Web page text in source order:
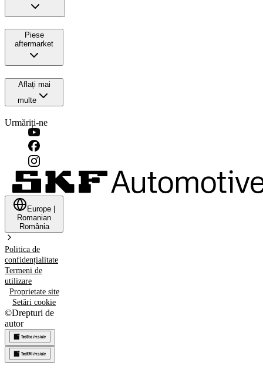
Piese
aftermarket
Aflați mai
multe
Urmăriți-ne
Europe
Romanian
România
Politica de
confidențialitate
Termeni de
utilizare
Proprietate site
Setări cookie
©Drepturi de
autor